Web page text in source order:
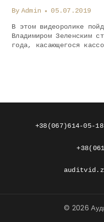
By Admin 05.07.2019
В этом видеоролике
Владимиром Зеленским
года, касающегося
+38(067)614-05-18
© 2026